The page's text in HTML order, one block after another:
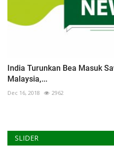
India Turunkan Bea Masuk
Malaysia,...
Dec 16, 2018 2962
SLIDER